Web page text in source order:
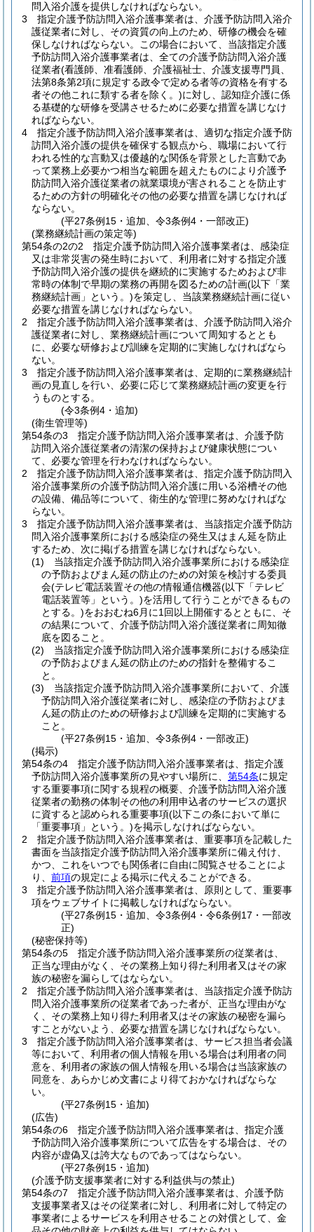
問入浴介護を提供しなければならない。
3
指定介護予防訪問入浴介護事業者は、介護予防訪問入浴介
護従業者に対し、その資質の向上のため、研修の機会を確
保しなければならない。
この場合において、当該指定介護
予防訪問入浴介護事業者は、全ての介護予防訪問入浴介護
従業者(看護師、准看護師、介護福祉士、介護支援専門員、
法第8条第2項に規定する政令で定める者等の資格を有する
者その他これに類する者を除く。)に対し、認知症介護に係
る基礎的な研修を受講させるために必要な措置を講じなけ
ればならない。
4
指定介護予防訪問入浴介護事業者は、適切な指定介護予防
訪問入浴介護の提供を確保する観点から、職場において行
われる性的な言動又は優越的な関係を背景とした言動であ
って業務上必要かつ相当な範囲を超えたものにより介護予
防訪問入浴介護従業者の就業環境が害されることを防止す
るための方針の明確化その他の必要な措置を講じなければ
ならない。
(平27条例15・追加、令3条例4・一部改正)
(業務継続計画の策定等)
第54条の2の2
指定介護予防訪問入浴介護事業者は、感染症
又は非常災害の発生時において、利用者に対する指定介護
予防訪問入浴介護の提供を継続的に実施するためおよび非
常時の体制で早期の業務の再開を図るための計画(以下「業
務継続計画」という。)を策定し、当該業務継続計画に従い
必要な措置を講じなければならない。
2
指定介護予防訪問入浴介護事業者は、介護予防訪問入浴介
護従業者に対し、業務継続計画について周知するととも
に、必要な研修および訓練を定期的に実施しなければなら
ない。
3
指定介護予防訪問入浴介護事業者は、定期的に業務継続計
画の見直しを行い、必要に応じて業務継続計画の変更を行
うものとする。
(令3条例4・追加)
(衛生管理等)
第54条の3
指定介護予防訪問入浴介護事業者は、介護予防
訪問入浴介護従業者の清潔の保持および健康状態につい
て、必要な管理を行わなければならない。
2
指定介護予防訪問入浴介護事業者は、指定介護予防訪問入
浴介護事業所の介護予防訪問入浴介護に用いる浴槽その他
の設備、備品等について、衛生的な管理に努めなければな
らない。
3
指定介護予防訪問入浴介護事業者は、当該指定介護予防訪
問入浴介護事業所における感染症の発生又はまん延を防止
するため、次に掲げる措置を講じなければならない。
(1)
当該指定介護予防訪問入浴介護事業所における感染症
の予防およびまん延の防止のための対策を検討する委員
会(テレビ電話装置その他の情報通信機器(以下「テレビ
電話装置等」という。)を活用して行うことができるもの
とする。)をおおむね6月に1回以上開催するとともに、そ
の結果について、介護予防訪問入浴介護従業者に周知徹
底を図ること。
(2)
当該指定介護予防訪問入浴介護事業所における感染症
の予防およびまん延の防止のための指針を整備するこ
と。
(3)
当該指定介護予防訪問入浴介護事業所において、介護
予防訪問入浴介護従業者に対し、感染症の予防およびま
ん延の防止のための研修および訓練を定期的に実施する
こと。
(平27条例15・追加、令3条例4・一部改正)
(掲示)
第54条の4
指定介護予防訪問入浴介護事業者は、指定介護
予防訪問入浴介護事業所の見やすい場所に、 第54条に規定
する重要事項に関する規程の概要、介護予防訪問入浴介護
従業者の勤務の体制その他の利用申込者のサービスの選択
に資すると認められる重要事項(以下この条において単に
「重要事項」という。)を掲示しなければならない。
2
指定介護予防訪問入浴介護事業者は、重要事項を記載した
書面を当該指定介護予防訪問入浴介護事業所に備え付け、
かつ、これをいつでも関係者に自由に閲覧させることによ
り、 前項の規定による掲示に代えることができる。
3
指定介護予防訪問入浴介護事業者は、原則として、重要事
項をウェブサイトに掲載しなければならない。
(平27条例15・追加、令3条例4・令6条例17・一部改
正)
(秘密保持等)
第54条の5
指定介護予防訪問入浴介護事業所の従業者は、
正当な理由がなく、その業務上知り得た利用者又はその家
族の秘密を漏らしてはならない。
2
指定介護予防訪問入浴介護事業者は、当該指定介護予防訪
問入浴介護事業所の従業者であった者が、正当な理由がな
く、その業務上知り得た利用者又はその家族の秘密を漏ら
すことがないよう、必要な措置を講じなければならない。
3
指定介護予防訪問入浴介護事業者は、サービス担当者会議
等において、利用者の個人情報を用いる場合は利用者の同
意を、利用者の家族の個人情報を用いる場合は当該家族の
同意を、あらかじめ文書により得ておかなければならな
い。
(平27条例15・追加)
(広告)
第54条の6
指定介護予防訪問入浴介護事業者は、指定介護
予防訪問入浴介護事業所について広告をする場合は、その
内容が虚偽又は誇大なものであってはならない。
(平27条例15・追加)
(介護予防支援事業者に対する利益供与の禁止)
第54条の7
指定介護予防訪問入浴介護事業者は、介護予防
支援事業者又はその従業者に対し、利用者に対して特定の
事業者によるサービスを利用させることの対償として、金